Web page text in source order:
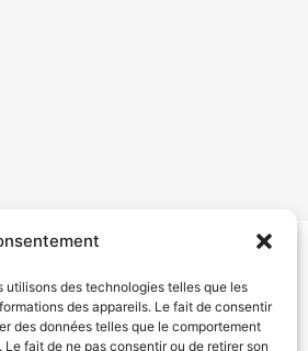
utilisons des technologies telles que les
des appareils. Le fait de consentir
des données telles que le comportement
fait de ne pas consentir ou de retirer son
de confidentialité